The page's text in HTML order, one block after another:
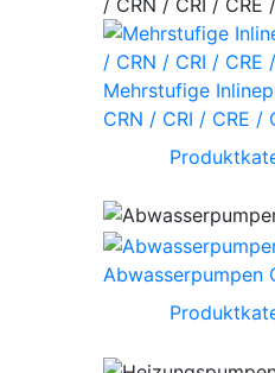
Mehrstufige
CRN / CRI / CRE /
Abwasserpumpen